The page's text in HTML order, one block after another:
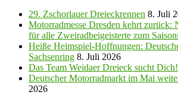
29. Zschorlauer Dreieckrennen 8. Juli
Motorradmesse Dresden kehrt zurück:
für alle Zweiradbeigeisterte zum
Heiße Heimspiel-Hoffnungen:
Sachsenring 8. Juli 2026
Das Team Weidaer Dreieck sucht Dich!
Deutscher Motorradmarkt im Mai
2026